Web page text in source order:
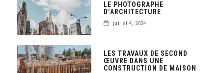
LE PHOTOGRAPHE
D’ARCHITECTURE
juillet 4, 2024
LES TRAVAUX DE SECOND
ŒUVRE DANS UNE
CONSTRUCTION DE MAISON